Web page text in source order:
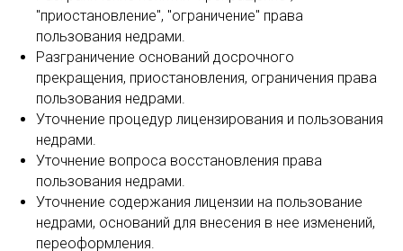
"приостановление", "ограничение" права
пользования недрами.
Разграничение оснований досрочного
прекращения, приостановления, ограничения права
пользования недрами.
Уточнение процедур лицензирования и пользования
недрами.
Уточнение вопроса восстановления права
пользования недрами.
Уточнение содержания лицензии на пользование
недрами, оснований для внесения в нее изменений,
переоформления.